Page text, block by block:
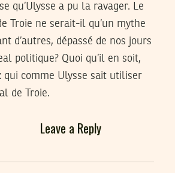
qu’Ulysse a pu la ravager. Le
Troie ne serait-il qu’un mythe
d’autres, dépassé de nos jours
politique? Quoi qu’il en soit,
qui comme Ulysse sait utiliser
de Troie.
Leave a Reply